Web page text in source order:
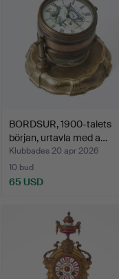
BORDSUR, 1900-talets
början, urtavla med a…
Klubbades 20 apr 2026
10 bud
65 USD